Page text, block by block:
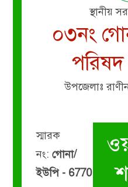
স্থানীয়
০৩নং
পরিষদ
উপজেলাঃ
স্মারক
নং:গোনা/
ইউপি - 6770